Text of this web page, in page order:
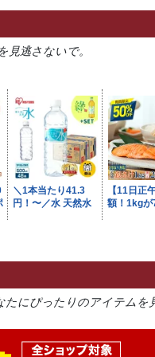
逃さないで。
にぴったりのアイテムを